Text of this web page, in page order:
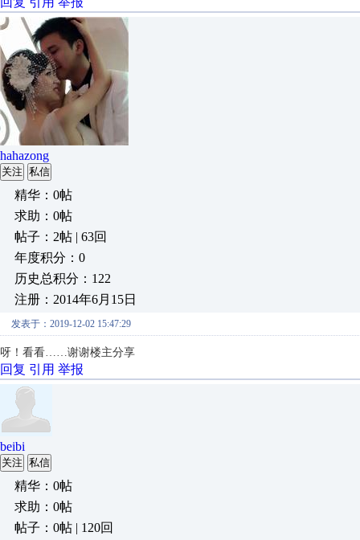
hahazong
关注 私信
精华：0帖
求助：0帖
帖子：2帖 | 63回
年度积分：0
历史总积分：122
注册：2014年6月15日
发表于：2019-12-02 15:47:29
呀！看看……谢谢楼主分享
回复 引用 举报
beibi
关注 私信
精华：0帖
求助：0帖
帖子：0帖 | 120回